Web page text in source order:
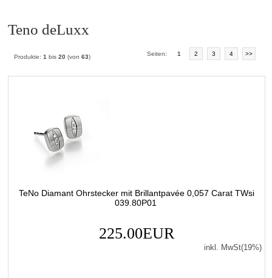
Teno deLuxx
Produkte:1 bis20 (von63) Seiten: 1 2 3 4 >>
TeNo Diamant Ohrstecker mit Brillantpavée 0,057 Carat TWsi
039.80P01
225.00EUR
inkl. MwSt(19%)